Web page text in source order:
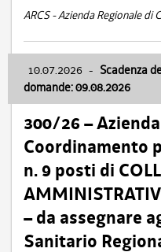
ARCS - Azienda Regionale di
10.07.2026 - Scadenza
domande: 09.08.2026
300/26 –
Coordinamento
n. 9 posti di
– da assegnare
Sanitario